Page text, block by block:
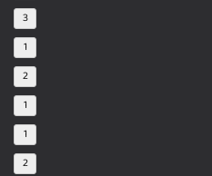
3
1
2
1
1
2